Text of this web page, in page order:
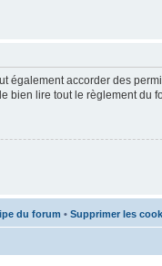
également accorder des
bien lire tout le règlement du
du forum • Supprimer les